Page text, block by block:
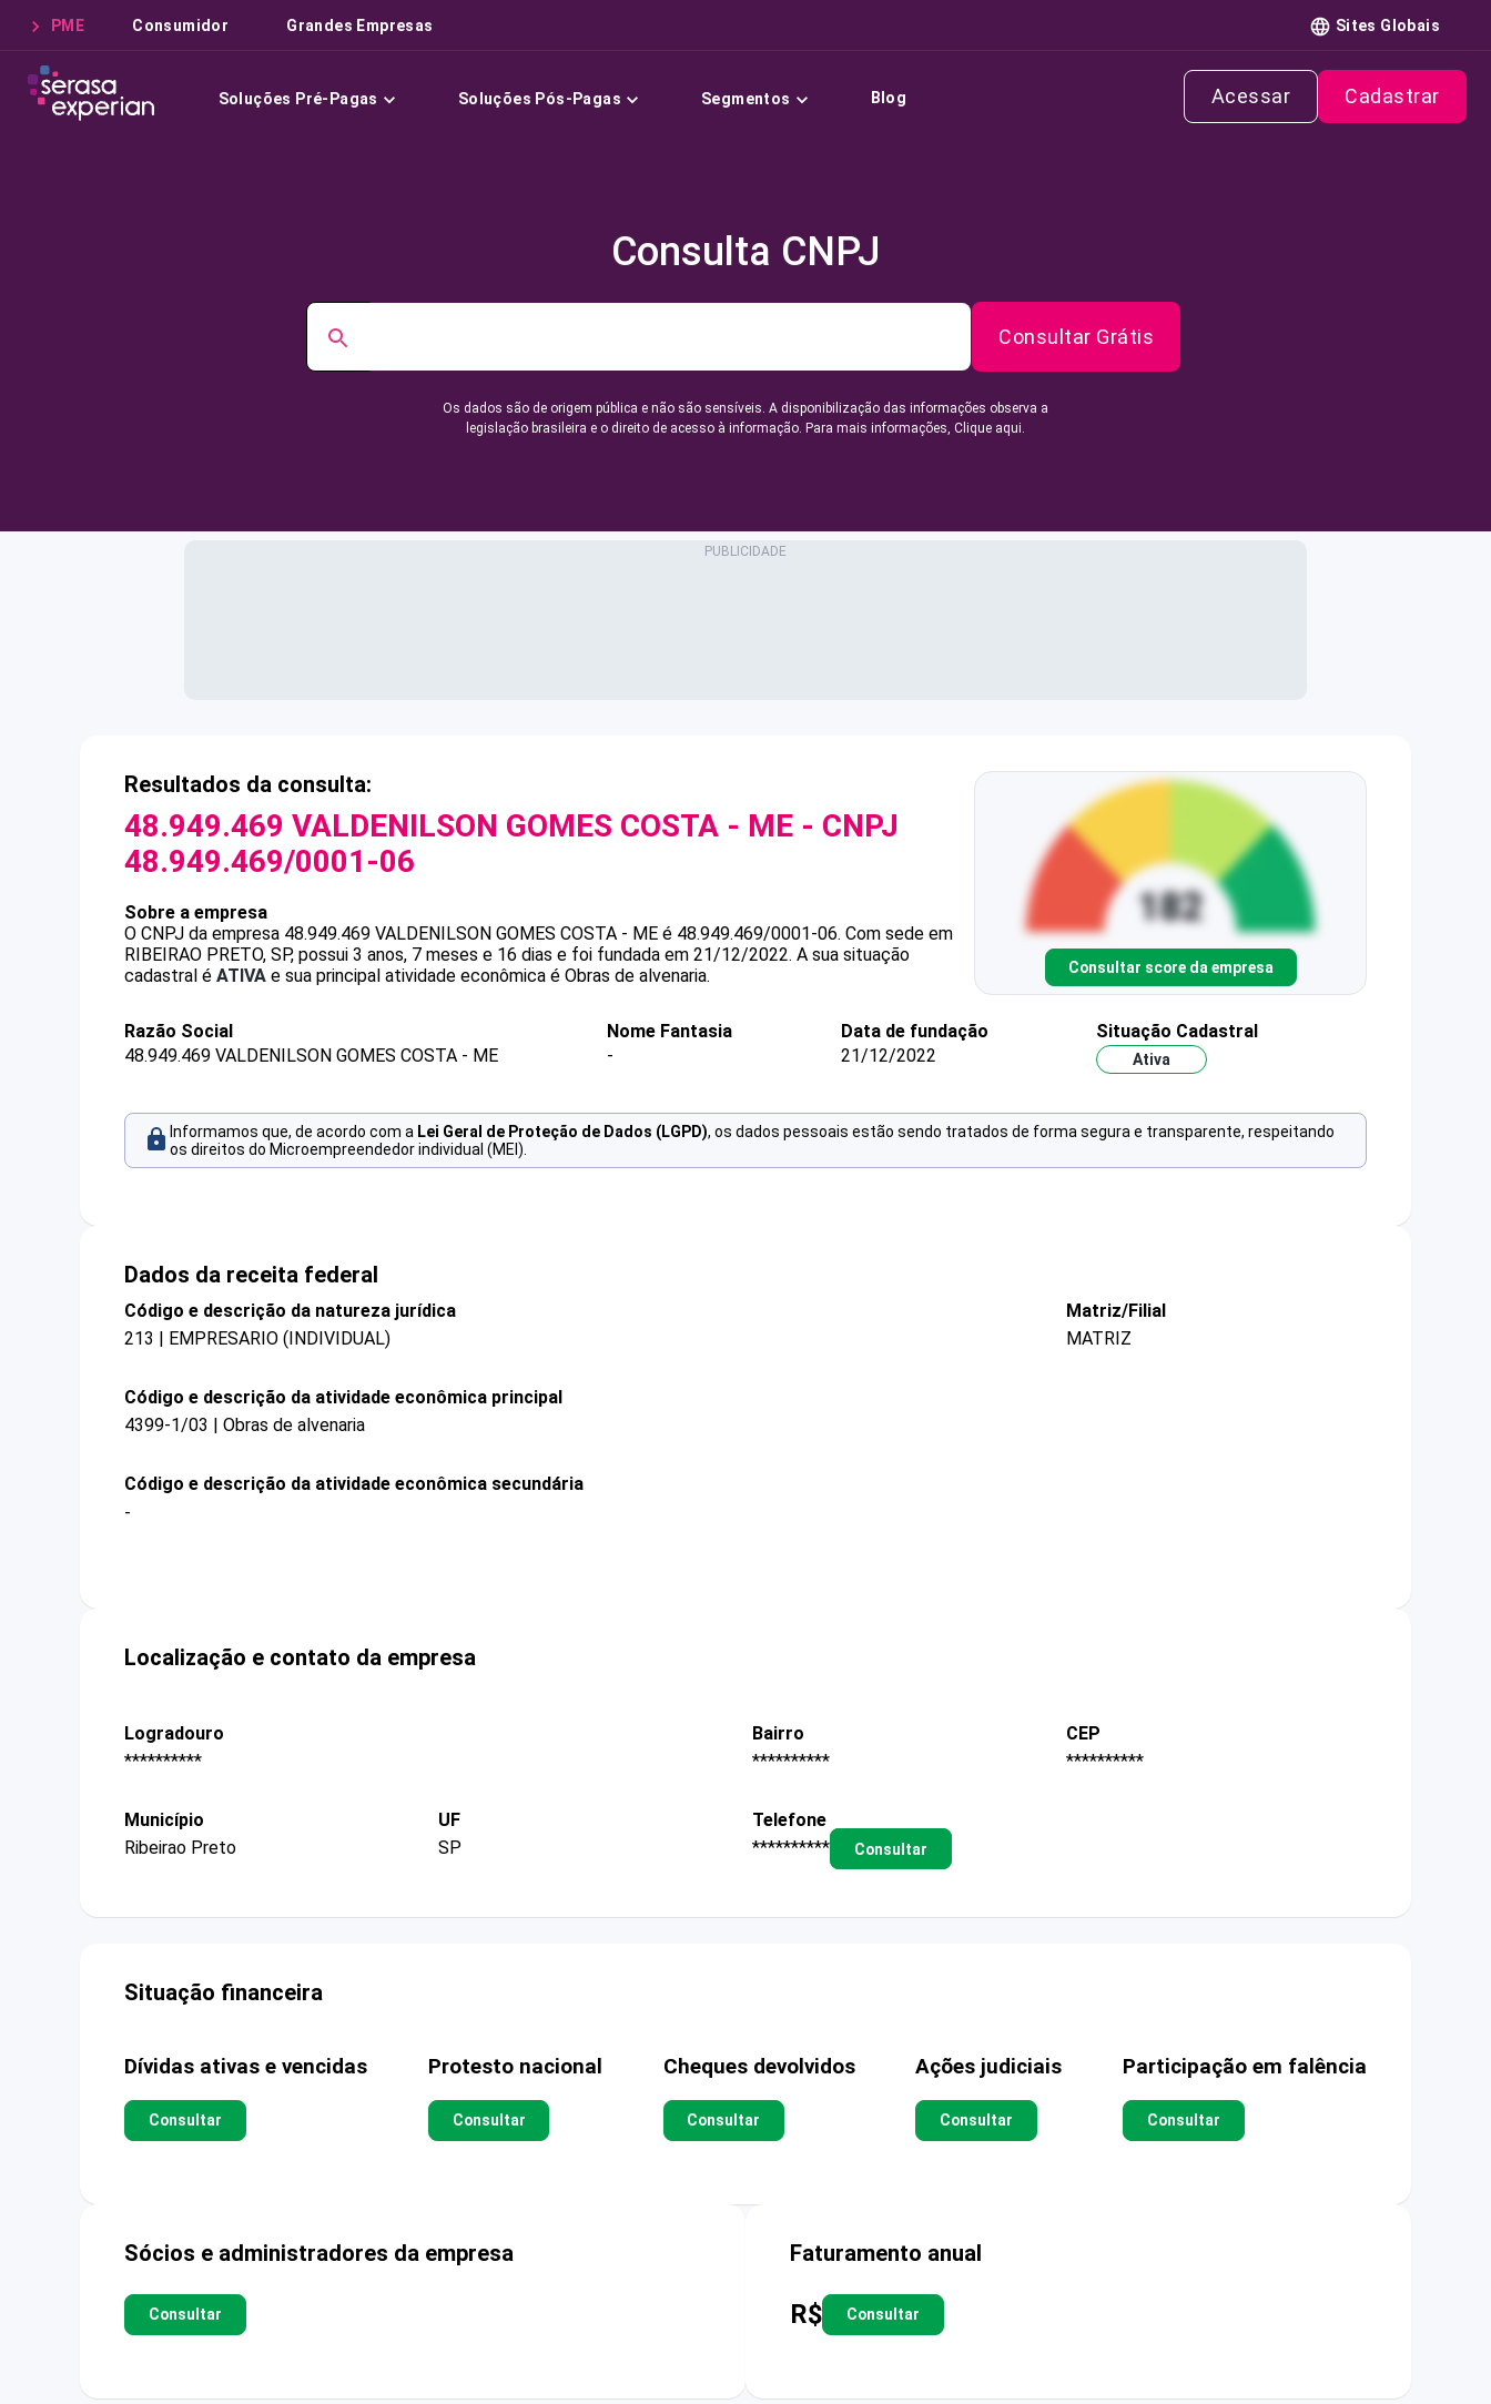
PME Consumidor Grandes Empresas Sites Globais
Soluções Pré-Pagas Soluções Pós-Pagas Segmentos Blog Acessar Cadastrar
Consulta CNPJ
Consultar Grátis
Os dados são de origem pública e não são sensíveis. A disponibilização das informações observa a
legislação brasileira e o direito de acesso à informação. Para mais informações, Clique aqui.
Resultados da consulta:
48.949.469 VALDENILSON GOMES COSTA - ME - CNPJ
48.949.469/0001-06
Sobre a empresa
O CNPJ da empresa 48.949.469 VALDENILSON GOMES COSTA - ME é 48.949.469/0001-06. Com sede em
RIBEIRAO PRETO, SP, possui 3 anos, 7 meses e 16 dias e foi fundada em 21/12/2022. A sua situação
cadastral é ATIVA e sua principal atividade econômica é Obras de alvenaria. Consultar score da empresa
Razão Social
48.949.469 VALDENILSON GOMES COSTA - ME
Nome Fantasia
-
Data de fundação
21/12/2022
Situação Cadastral
Ativa
Informamos que, de acordo com a Lei Geral de Proteção de Dados (LGPD), os dados pessoais estão sendo tratados de forma segura e transparente, respeitando
os direitos do Microempreendedor individual (MEI).
Dados da receita federal
Código e descrição da natureza jurídica
213 | EMPRESARIO (INDIVIDUAL)
Matriz/Filial
MATRIZ
Código e descrição da atividade econômica principal
4399-1/03 | Obras de alvenaria
Código e descrição da atividade econômica secundária
-
Localização e contato da empresa
Logradouro
**********
Bairro
**********
CEP
**********
Município
Ribeirao Preto
UF
SP
Telefone
**********
Consultar
Situação financeira
Dívidas ativas e vencidas
Consultar
Protesto nacional
Consultar
Cheques devolvidos
Consultar
Ações judiciais
Consultar
Participação em falência
Consultar
Sócios e administradores da empresa
Consultar
Faturamento anual
R$ Consultar